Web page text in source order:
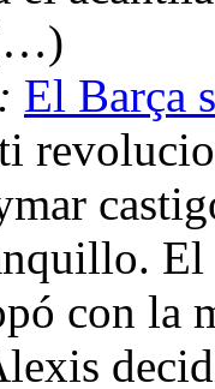
El Barça
con la